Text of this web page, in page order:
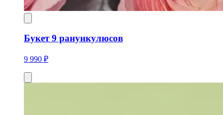
Букет 9 ранункулюсов
9 990 ₽